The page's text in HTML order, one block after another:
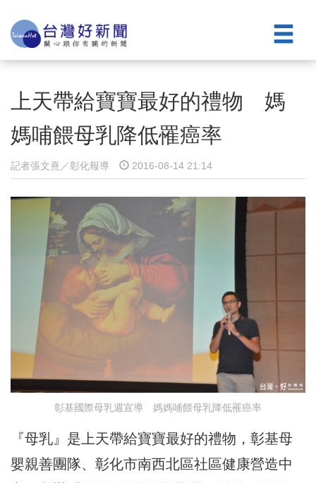
上天帶給寶寶最好的禮物 媽
媽哺餵母乳降低罹癌率
記者張文熹／彰化報導 2016-08-14 21:14
彰基國際母乳週宣導 媽媽哺餵母乳降低罹癌率
『母乳』是上天帶給寶寶最好的禮物，彰基母
嬰親善團隊、彰化市南西北區社區健康營造中